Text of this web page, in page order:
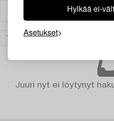
Hylkää ei-
Asetukset
TAIDE TYHJENNÄ KAIKKI
Juuri nyt ei löytynyt